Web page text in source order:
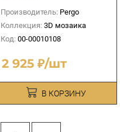
Производитель: Pergo
Коллекция: 3D мозаика
Код: 00-00010108
2 925 ₽/шт
В КОРЗИНУ